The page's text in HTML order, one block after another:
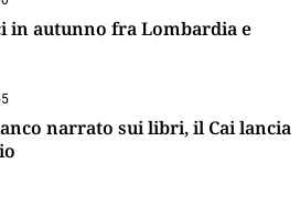
in autunno fra Lombardia e
narrato sui libri, il Cai lancia